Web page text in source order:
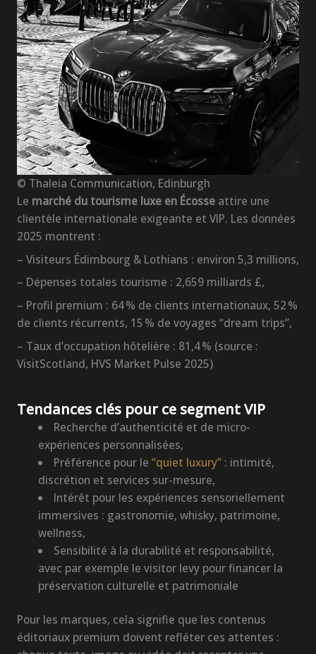
© Thaleia Communication, Edinburgh
Le marché du tourisme luxe en Écosseattire une
clientèle internationale exigeante et VIP. Les données
2025 montrent :
– Visiteurs Édimbourg & Lothians : environ 5,3 millions,
– Dépenses totales tourisme : 2,659 milliards £,
– Profil premium : 64 % de clients internationaux, 52 %
de clients récurrents, 15 % de voyages “dream trips”,
– Taux d’occupation hôtelière : 81,4 % (source :
VisitScotland, HVS Market Pulse 2025)
Tendances clés pour ce segment VIP
Recherche d’authenticité et de micro-
expériences personnalisées,
Préférence pour le“quiet luxury” : intimité,
discrétion et services sur-mesure,
Intérêt pour les expériences sensoriellement
immersives : gastronomie, whisky, patrimoine,
wellness,
Sensibilité à la durabilité et responsabilité,
avec par exemple le visitor levy pour financer la
préservation culturelle et patrimoniale
Pour les marques, cela signifie que les contenus
éditoriaux premium doivent refléter ces attentes :